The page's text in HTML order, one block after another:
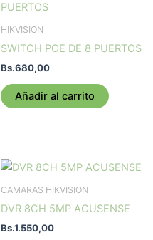
HIKVISION
SWITCH POE DE 8 PUERTOS
Bs.680,00
Añadir al carrito
CAMARAS HIKVISION
DVR 8CH 5MP ACUSENSE
Bs.1.550,00